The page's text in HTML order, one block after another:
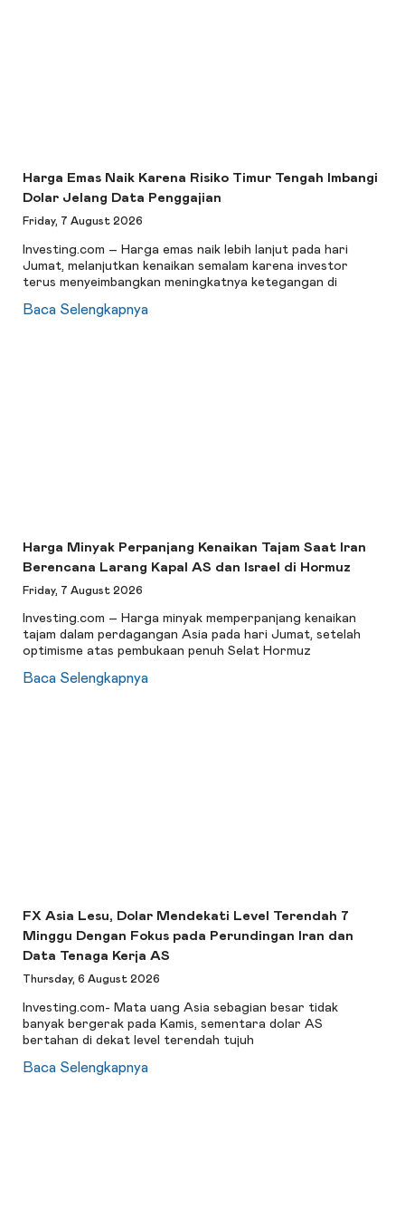
Harga Emas Naik Karena Risiko Timur Tengah Imbangi
Dolar Jelang Data Penggajian
Friday, 7 August 2026
Investing.com – Harga emas naik lebih lanjut pada hari
Jumat, melanjutkan kenaikan semalam karena investor
terus menyeimbangkan meningkatnya ketegangan di
Baca Selengkapnya
Harga Minyak Perpanjang Kenaikan Tajam Saat Iran
Berencana Larang Kapal AS dan Israel di Hormuz
Friday, 7 August 2026
Investing.com – Harga minyak memperpanjang kenaikan
tajam dalam perdagangan Asia pada hari Jumat, setelah
optimisme atas pembukaan penuh Selat Hormuz
Baca Selengkapnya
FX Asia Lesu, Dolar Mendekati Level Terendah 7
Minggu Dengan Fokus pada Perundingan Iran dan
Data Tenaga Kerja AS
Thursday, 6 August 2026
Investing.com- Mata uang Asia sebagian besar tidak
banyak bergerak pada Kamis, sementara dolar AS
bertahan di dekat level terendah tujuh
Baca Selengkapnya